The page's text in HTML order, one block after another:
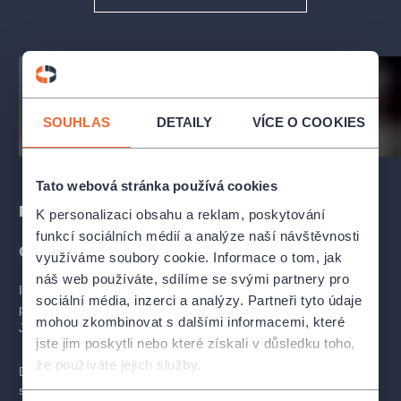
SOUHLAS DETAILY VÍCE O COOKIES
Tato webová stránka používá cookies
K personalizaci obsahu a reklam, poskytování
funkcí sociálních médií a analýze naší návštěvnosti
využíváme soubory cookie. Informace o tom, jak
náš web používáte, sdílíme se svými partnery pro
sociální média, inzerci a analýzy. Partneři tyto údaje
mohou zkombinovat s dalšími informacemi, které
jste jim poskytli nebo které získali v důsledku toho,
že používáte jejich služby.
Popis
O MUZIKÁLU
Inspirací pro toto kouzelné představení byla původní klasická
pohádka podle K. J. Erbena, kterou pro moderní publikum oživil
Jan Pixa.
Diváky čeká návrat k milovaným melodiím A. Michajlova
s Krečmarovými texty, které se staly ikonickými díky filmové